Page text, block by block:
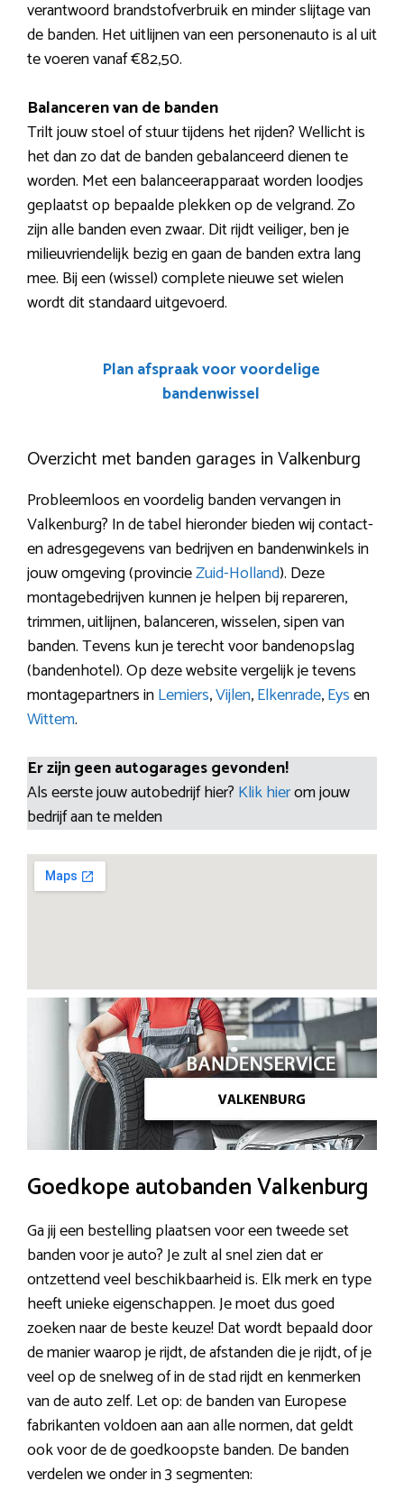
verantwoord brandstofverbruik en minder slijtage van
de banden. Het uitlijnen van een personenauto is al uit
te voeren vanaf €82,50.
Balanceren van de banden
Trilt jouw stoel of stuur tijdens het rijden? Wellicht is
het dan zo dat de banden gebalanceerd dienen te
worden. Met een balanceerapparaat worden loodjes
geplaatst op bepaalde plekken op de velgrand. Zo
zijn alle banden even zwaar. Dit rijdt veiliger, ben je
milieuvriendelijk bezig en gaan de banden extra lang
mee. Bij een (wissel) complete nieuwe set wielen
wordt dit standaard uitgevoerd.
Plan afspraak voor voordelige
bandenwissel
Overzicht met banden garages in Valkenburg
Probleemloos en voordelig banden vervangen in
Valkenburg? In de tabel hieronder bieden wij contact-
en adresgegevens van bedrijven en bandenwinkels in
jouw omgeving (provincieZuid-Holland). Deze
montagebedrijven kunnen je helpen bij repareren,
trimmen, uitlijnen, balanceren, wisselen, sipen van
banden. Tevens kun je terecht voor bandenopslag
(bandenhotel). Op deze website vergelijk je tevens
montagepartners inLemiers,Vijlen,Elkenrade,Eysen
Wittem.
Er zijn geen autogarages gevonden!
Als eerste jouw autobedrijf hier? Klik hierom jouw
bedrijf aan te melden
Goedkope autobanden Valkenburg
Ga jij een bestelling plaatsen voor een tweede set
banden voor je auto? Je zult al snel zien dat er
ontzettend veel beschikbaarheid is. Elk merk en type
heeft unieke eigenschappen. Je moet dus goed
zoeken naar de beste keuze! Dat wordt bepaald door
de manier waarop je rijdt, de afstanden die je rijdt, of je
veel op de snelweg of in de stad rijdt en kenmerken
van de auto zelf. Let op: de banden van Europese
fabrikanten voldoen aan aan alle normen, dat geldt
ook voor de de goedkoopste banden. De banden
verdelen we onder in 3 segmenten: